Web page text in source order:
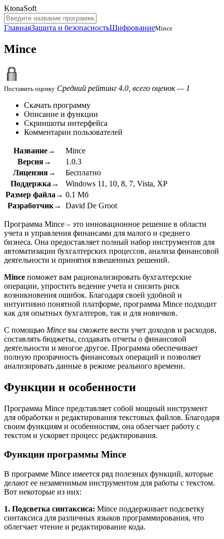
KtonaSoft
ГлавнаяЗащита и безопасностьШифрованиеMince
Mince
Поставить оценку Средний рейтинг 4.0, всего оценок — 1
Скачать программу
Описание и функции
Скриншоты интерфейса
Комментарии пользователей
Название→
Mince
Версия→
1.0.3
Лицензия→
Бесплатно
Поддержка→
Windows 11, 10, 8, 7, Vista, XP
Размер файла→ 0.1 Мб
Разработчик→
David De Groot
Программа Mince – это инновационное решение в области
учета и управления финансами для малого и среднего
бизнеса. Она предоставляет полный набор инструментов для
автоматизации бухгалтерских процессов, анализа финансовой
деятельности и принятия взвешенных решений.
Mince поможет вам рационализировать бухгалтерские
операции, упростить ведение учета и снизить риск
возникновения ошибок. Благодаря своей удобной и
интуитивно понятной платформе, программа Mince подходит
как для опытных бухгалтеров, так и для новичков.
С помощью Mince вы сможете вести учет доходов и расходов,
составлять бюджеты, создавать отчеты о финансовой
деятельности и многое другое. Программа обеспечивает
полную прозрачность финансовых операций и позволяет
анализировать данные в режиме реального времени.
Функции и особенности
Программа Mince представляет собой мощный инструмент
для обработки и редактирования текстовых файлов. Благодаря
своим функциям и особенностям, она облегчает работу с
текстом и ускоряет процесс редактирования.
Функции программы Mince
В программе Mince имеется ряд полезных функций, которые
делают ее незаменимым инструментом для работы с текстом.
Вот некоторые из них:
1. Подсветка синтаксиса: Mince поддерживает подсветку
синтаксиса для различных языков программирования, что
облегчает чтение и редактирование кода.